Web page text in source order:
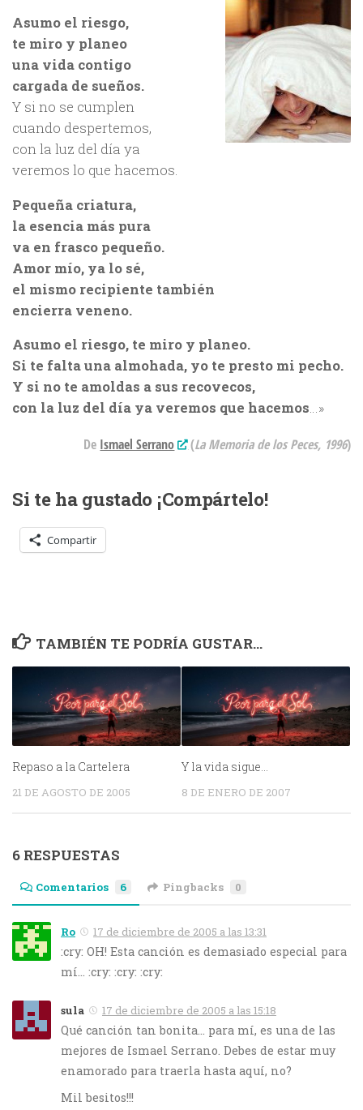
Asumo el riesgo,
te miro y planeo
una vida contigo
cargada de sueños.
Y si no se cumplen
cuando despertemos,
con la luz del día ya
veremos lo que hacemos.
Pequeña criatura,
la esencia más pura
va en frasco pequeño.
Amor mío, ya lo sé,
el mismo recipiente también
encierra veneno.
Asumo el riesgo, te miro y planeo.
Si te falta una almohada, yo te presto mi pecho.
Y si no te amoldas a sus recovecos,
con la luz del día ya veremos que hacemos…»
De Ismael Serrano (La Memoria de los Peces, 1996)
Si te ha gustado ¡Compártelo!
Compartir
TAMBIÉN TE PODRÍA GUSTAR...
Repaso a la Cartelera
21 DE AGOSTO DE 2005
Y la vida sigue…
8 DE ENERO DE 2007
6 RESPUESTAS
Comentarios 6 Pingbacks 0
Ro 17 de diciembre de 2005 a las 13:31
:cry: OH! Esta canción es demasiado especial para
mí… :cry: :cry: :cry:
sula 17 de diciembre de 2005 a las 15:18
Qué canción tan bonita… para mí, es una de las
mejores de Ismael Serrano. Debes de estar muy
enamorado para traerla hasta aquí, no?
Mil besitos!!!